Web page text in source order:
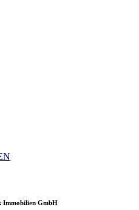
Immobilien GmbH